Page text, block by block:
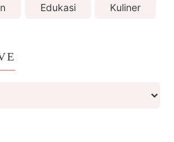
Edukasi Kuliner